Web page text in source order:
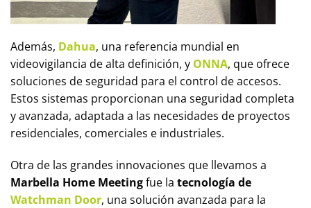
Además, Dahua, una referencia mundial en
videovigilancia de alta definición, y ONNA, que ofrece
soluciones de seguridad para el control de accesos.
Estos sistemas proporcionan una seguridad completa
y avanzada, adaptada a las necesidades de proyectos
residenciales, comerciales e industriales.
Otra de las grandes innovaciones que llevamos a
Marbella Home Meetingfue la tecnología de
Watchman Door, una solución avanzada para la